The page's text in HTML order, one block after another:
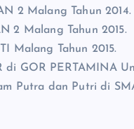
2 Malang Tahun 2014.
2 Malang Tahun 2015.
Malang Tahun 2015.
GOR PERTAMINA
Putra dan Putri di